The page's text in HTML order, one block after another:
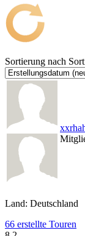
Sortierung nach
Land: Deutschland
66 erstellte Touren